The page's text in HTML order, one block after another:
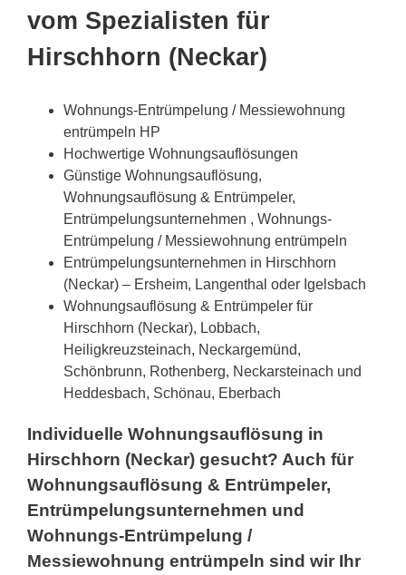
vom Spezialisten für
Hirschhorn (Neckar)
Wohnungs-Entrümpelung / Messiewohnung
entrümpeln HP
Hochwertige Wohnungsauflösungen
Günstige Wohnungsauflösung,
Wohnungsauflösung & Entrümpeler,
Entrümpelungsunternehmen , Wohnungs-
Entrümpelung / Messiewohnung entrümpeln
Entrümpelungsunternehmen in Hirschhorn
(Neckar) – Ersheim, Langenthal oder Igelsbach
Wohnungsauflösung & Entrümpeler für
Hirschhorn (Neckar), Lobbach,
Heiligkreuzsteinach, Neckargemünd,
Schönbrunn, Rothenberg, Neckarsteinach und
Heddesbach, Schönau, Eberbach
Individuelle Wohnungsauflösung in
Hirschhorn (Neckar) gesucht? Auch für
Wohnungsauflösung & Entrümpeler,
Entrümpelungsunternehmen und
Wohnungs-Entrümpelung /
Messiewohnung entrümpeln sind wir Ihr